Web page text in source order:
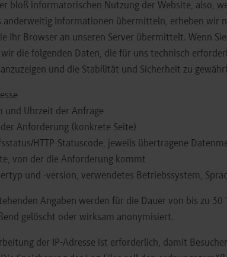
bloß informatorischen Nutzung der Website, also,
anderweitig Informationen übermitteln, erheben wir
Ihr Browser an unseren Server übermittelt. Wenn
die folgenden Daten, die für uns technisch
und die Stabilität und Sicherheit zu
und Uhrzeit der Anfrage
Anforderung (konkrete Seite)
HTTP-Statuscode, jeweils übertragene
von der die Anforderung kommt
und -version, verwendetes Betriebssystem,
Angaben werden für die Dauer von bis zu 30
gelöscht oder wirksam anonymisiert.
der IP-Adresse ist erforderlich, damit